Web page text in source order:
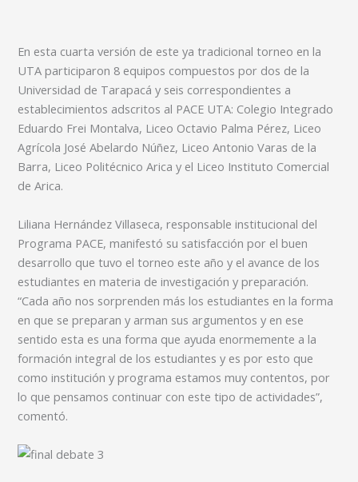
En esta cuarta versión de este ya tradicional torneo en la
UTA participaron 8 equipos compuestos por dos de la
Universidad de Tarapacá y seis correspondientes a
establecimientos adscritos al PACE UTA: Colegio Integrado
Eduardo Frei Montalva, Liceo Octavio Palma Pérez, Liceo
Agrícola José Abelardo Núñez, Liceo Antonio Varas de la
Barra, Liceo Politécnico Arica y el Liceo Instituto Comercial
de Arica.
Liliana Hernández Villaseca, responsable institucional del
Programa PACE, manifestó su satisfacción por el buen
desarrollo que tuvo el torneo este año y el avance de los
estudiantes en materia de investigación y preparación.
“Cada año nos sorprenden más los estudiantes en la forma
en que se preparan y arman sus argumentos y en ese
sentido esta es una forma que ayuda enormemente a la
formación integral de los estudiantes y es por esto que
como institución y programa estamos muy contentos, por
lo que pensamos continuar con este tipo de actividades”,
comentó.